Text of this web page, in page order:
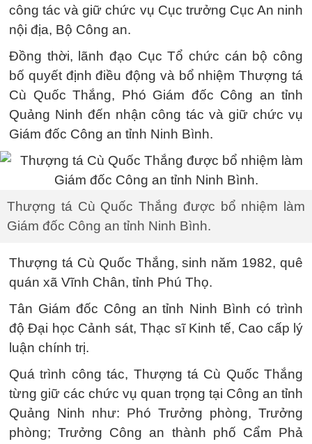
công tác và giữ chức vụ Cục trưởng Cục An ninh
nội địa, Bộ Công an.
Đồng thời, lãnh đạo Cục Tổ chức cán bộ công
bố quyết định điều động và bổ nhiệm Thượng tá
Cù Quốc Thắng, Phó Giám đốc Công an tỉnh
Quảng Ninh đến nhận công tác và giữ chức vụ
Giám đốc Công an tỉnh Ninh Bình.
Thượng tá Cù Quốc Thắng được bổ nhiệm làm
Giám đốc Công an tỉnh Ninh Bình.
Thượng tá Cù Quốc Thắng, sinh năm 1982, quê
quán xã Vĩnh Chân, tỉnh Phú Thọ.
Tân Giám đốc Công an tỉnh Ninh Bình có trình
độ Đại học Cảnh sát, Thạc sĩ Kinh tế, Cao cấp lý
luận chính trị.
Quá trình công tác, Thượng tá Cù Quốc Thắng
từng giữ các chức vụ quan trọng tại Công an tỉnh
Quảng Ninh như: Phó Trưởng phòng, Trưởng
phòng; Trưởng Công an thành phố Cẩm Phả